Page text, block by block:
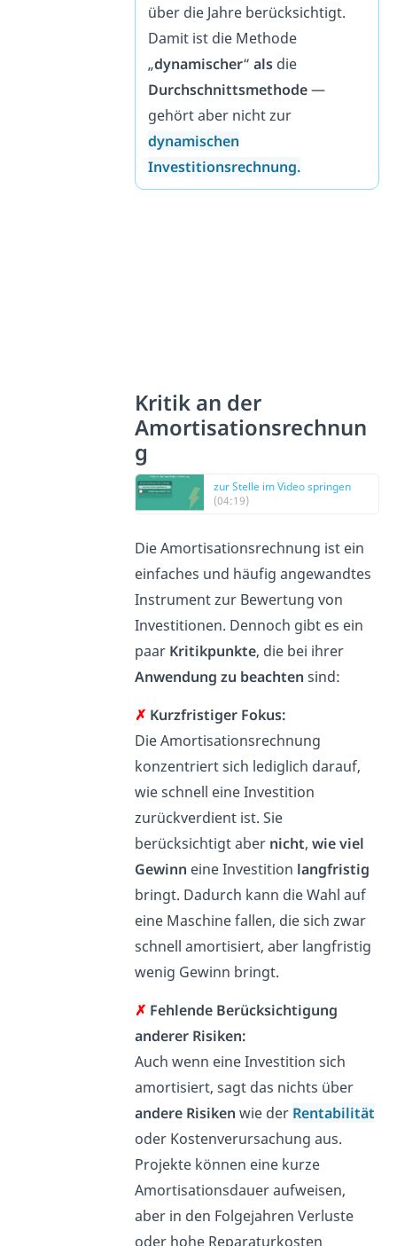
über die Jahre berücksichtigt.
Damit ist die Methode
„dynamischer“als die
Durchschnittsmethode—
gehört aber nicht zur
dynamischen
Investitionsrechnung.
Kritik an der
Amortisationsrechnun
g
zur Stelle im Video springen
(04:19)
Die Amortisationsrechnung ist ein
einfaches und häufig angewandtes
Instrument zur Bewertung von
Investitionen. Dennoch gibt es ein
paar Kritikpunkte, die bei ihrer
Anwendung zu beachten sind:
✗ Kurzfristiger Fokus:
Die Amortisationsrechnung
konzentriert sich lediglich darauf,
wie schnell eine Investition
zurückverdient ist. Sie
berücksichtigt aber nicht,wie viel
Gewinn eine Investition langfristig
bringt. Dadurch kann die Wahl auf
eine Maschine fallen, die sich zwar
schnell amortisiert, aber langfristig
wenig Gewinn bringt.
✗ Fehlende Berücksichtigung
anderer Risiken:
Auch wenn eine Investition sich
amortisiert, sagt das nichts über
andere Risiken wie der Rentabilität
oder Kostenverursachung aus.
Projekte können eine kurze
Amortisationsdauer aufweisen,
aber in den Folgejahren Verluste
oder hohe Reparaturkosten